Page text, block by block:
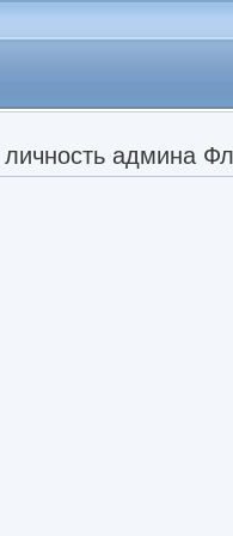
личность админа